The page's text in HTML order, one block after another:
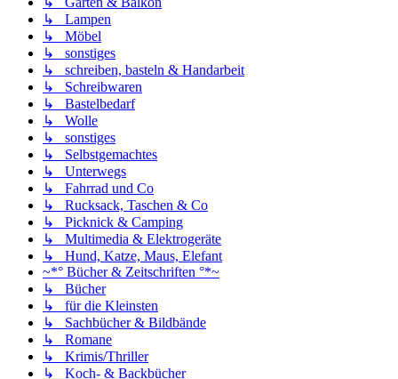
↳ Lampen
↳ Möbel
↳ sonstiges
↳ schreiben, basteln & Handarbeit
↳ Schreibwaren
↳ Bastelbedarf
↳ Wolle
↳ sonstiges
↳ Selbstgemachtes
↳ Unterwegs
↳ Fahrrad und Co
↳ Rucksack, Taschen & Co
↳ Picknick & Camping
↳ Multimedia & Elektrogeräte
↳ Hund, Katze, Maus, Elefant
~*° Bücher & Zeitschriften °*~
↳ Bücher
↳ für die Kleinsten
↳ Sachbücher & Bildbände
↳ Romane
↳ Krimis/Thriller
↳ Koch- & Backbücher